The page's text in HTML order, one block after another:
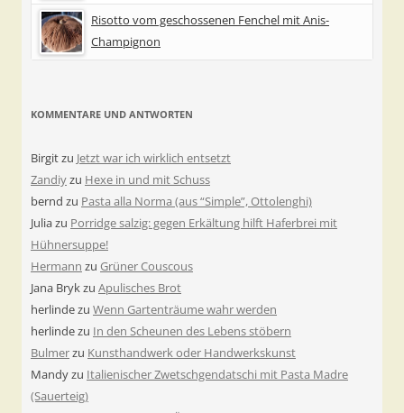
Risotto vom geschossenen Fenchel mit Anis-
Champignon
KOMMENTARE UND ANTWORTEN
Birgitzu Jetzt war ich wirklich entsetzt
Zandiyzu Hexe in und mit Schuss
bernd zu Pasta alla Norma (aus “Simple”, Ottolenghi)
Juliazu Porridge salzig: gegen Erkältung hilft Haferbrei mit
Hühnersuppe!
Hermann zu Grüner Couscous
Jana Brykzu Apulisches Brot
herlindezu Wenn Gartenträume wahr werden
herlindezu In den Scheunen des Lebens stöbern
Bulmerzu Kunsthandwerk oder Handwerkskunst
Mandyzu Italienischer Zwetschgendatschi mit Pasta Madre
(Sauerteig)